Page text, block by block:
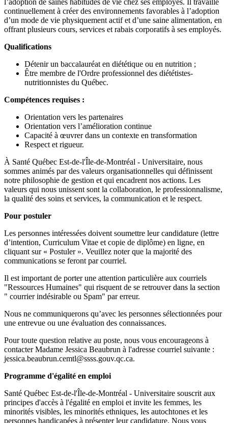
l’adoption de saines habitudes de vie chez ses employés. Il travaille
continuellement à créer des environnements favorables à l’adoption
d’un mode de vie physiquement actif et d’une saine alimentation, en
offrant plusieurs cours, services et rabais corporatifs à ses employés.
Qualifications
Détenir un baccalauréat en diététique ou en nutrition ;
Être membre de l'Ordre professionnel des diététistes-
nutritionnistes du Québec.
Compétences requises :
Orientation vers les partenaires
Orientation vers l’amélioration continue
Capacité à œuvrer dans un contexte en transformation
Respect et rigueur.
À Santé Québec Est-de-l'Île-de-Montréal - Universitaire, nous
sommes animés par des valeurs organisationnelles qui définissent
notre philosophie de gestion et qui encadrent nos actions. Les
valeurs qui nous unissent sont la collaboration, le professionnalisme,
la qualité des soins et services, la communication et le respect.
Pour postuler
Les personnes intéressées doivent soumettre leur candidature (lettre
d’intention, Curriculum Vitae et copie de diplôme) en ligne, en
cliquant sur « Postuler ». Veuillez noter que la majorité des
communications se feront par courriel.
Il est important de porter une attention particulière aux courriels
"Ressources Humaines" qui risquent de se retrouver dans la section
" courrier indésirable ou Spam" par erreur.
Nous ne communiquerons qu’avec les personnes sélectionnées pour
une entrevue ou une évaluation des connaissances.
Pour toute question relative au poste, nous vous encourageons à
contacter Madame Jessica Beaubrun à l'adresse courriel suivante :
jessica.beaubrun.cemtl@ssss.gouv.qc.ca.
Programme d'égalité en emploi
Santé Québec Est-de-l'Île-de-Montréal - Universitaire souscrit aux
principes d'accès à l'égalité en emploi et invite les femmes, les
minorités visibles, les minorités ethniques, les autochtones et les
personnes handicapées à présenter leur candidature. Nous vous